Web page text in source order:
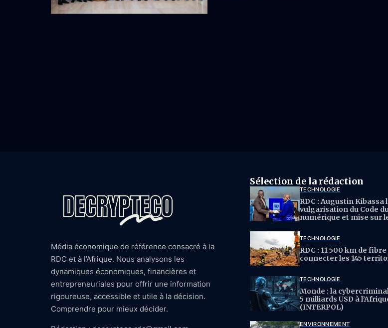
Média économique de référence consacré à la
RDC et à l’Afrique. Nous analysons les
dynamiques économiques, financières et
entrepreneuriales pour offrir une information
rigoureuse, accessible et utile à la décision.
Comprendre pour mieux décider.
Sélection de la rédaction
TECHNOLOGIE
RDC : Augustin Kibassa
vulgarisation du Code du
numérique et mise sur
TECHNOLOGIE
RDC : 11 500 km de
connecter les 145
TECHNOLOGIE
Monde : la
5 milliards USD à
(INTERPOL)
ENVIRONNEMENT